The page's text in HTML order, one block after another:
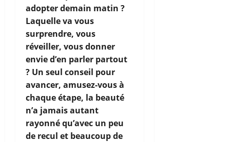
adopter demain matin ?
Laquelle va vous
surprendre, vous
réveiller, vous donner
envie d’en parler partout
? Un seul conseil pour
avancer, amusez-vous à
chaque étape, la beauté
n’a jamais autant
rayonné qu’avec un peu
de recul et beaucoup de